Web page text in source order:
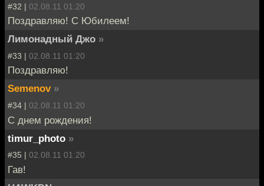
#32 | 02.08.11 01:20
Поздравляю! С Юбилеем!
Лимонадный Джо »
#33 | 02.08.11 01:20
Поздравляю!
Semenov »
#34 | 02.08.11 01:20
С днем рождения!
timur_photo »
#35 | 02.08.11 01:20
Гав!